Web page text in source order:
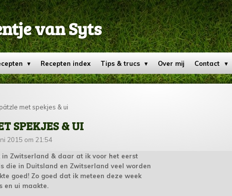
van Syts
Recepten index Tips & trucs Over mij Contact
met spekjes & ui
SPEKJES & UI
2015 om 21:54
in Zwitserland & daar at ik voor het eerst
die in Duitsland en Zwitserland veel worden
goed! Zo goed dat ik meteen deze week
en ui maakte.